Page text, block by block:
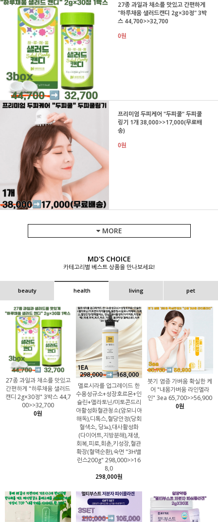
27종 과일과 채소를 맛있고 간편하게
"하루채움 샐러드캔디 2g×30정" 3박
스 44,700>>32,700
0원
프리미엄 두피케어 "두피쿨" 두피쿨
링기 1개 38,000>>17,000(무료배
송)
0원
MORE
MD'S CHOICE
카테고리별 베스트 상품을 만나보세요!
beauty health living pet
27종 과일과 채소를 맛있고
간편하게 "하루채움 샐러드
캔디 2g×30정" 3박스 44,7
00>>32,700
0원
멜로시라를 업그레이드 한
수용성규소+성장호르몬+인
슐린+멜라토닌/미토콘드리
아활성화혈관청소(암모니아
해독),디톡스,혈당안정(당회
혈색소, 당뇨),대사활성화
(다이어트,지방분해),재생,
회복,피로,회춘,키성장,혈관
확장(혈액순환),숙면 "3H밸
런스200g" 298,000>>16
8,0
298,000원
붓기 염증 가벼움 확실한 케
어 "내몸가벼움 라인멜라
인" 3ea 65,700>>56,900
0원